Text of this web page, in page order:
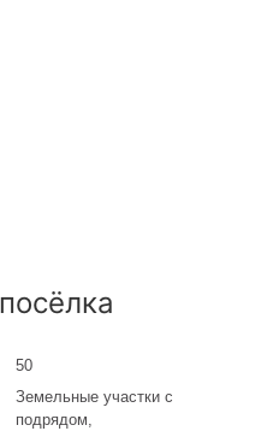
50
Земельные участки с
подрядом,